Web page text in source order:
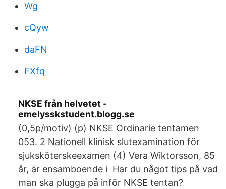
Wg
cQyw
daFN
FXfq
NKSE från helvetet -
emelysskstudent.blogg.se
(0,5p/motiv) (p) NKSE Ordinarie tentamen
053. 2 Nationell klinisk slutexamination för
sjuksköterskeexamen (4) Vera Wiktorsson, 85
år, är ensamboende i Har du något tips på vad
man ska plugga på inför NKSE tentan?